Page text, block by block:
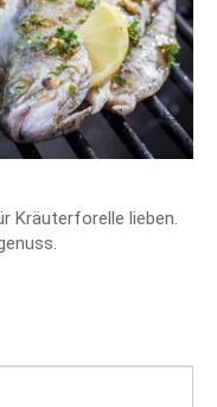
Kräuterforelle lieben.